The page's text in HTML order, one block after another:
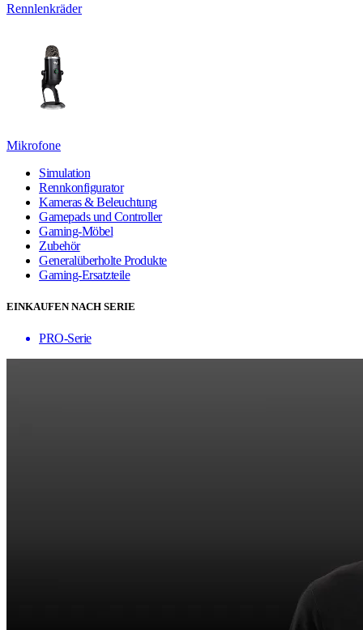
Rennlenkräder
Mikrofone
Simulation
Rennkonfigurator
Kameras & Beleuchtung
Gamepads und Controller
Gaming-Möbel
Zubehör
Generalüberholte Produkte
Gaming-Ersatzteile
EINKAUFEN NACH SERIE
PRO-Serie